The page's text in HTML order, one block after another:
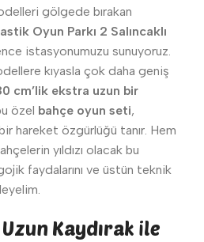
gölgede bırakan
Oyun Parkı 2 Salıncaklı
istasyonumuzu sunuyoruz.
kıyasla çok daha geniş
cm’lik ekstra uzun bir
özel bahçe oyun seti,
bir hareket özgürlüğü tanır. Hem
yıldızı olacak bu
faydalarını ve üstün teknik
Kaydırak ile